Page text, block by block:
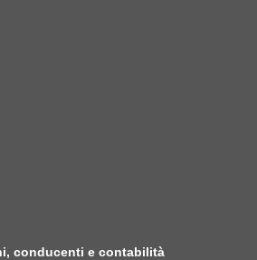
conducenti e contabilità